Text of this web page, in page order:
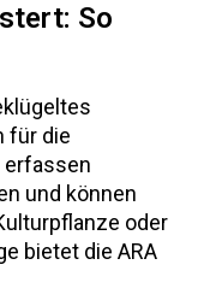
So
für die
erfassen
und können
oder
bietet die ARA